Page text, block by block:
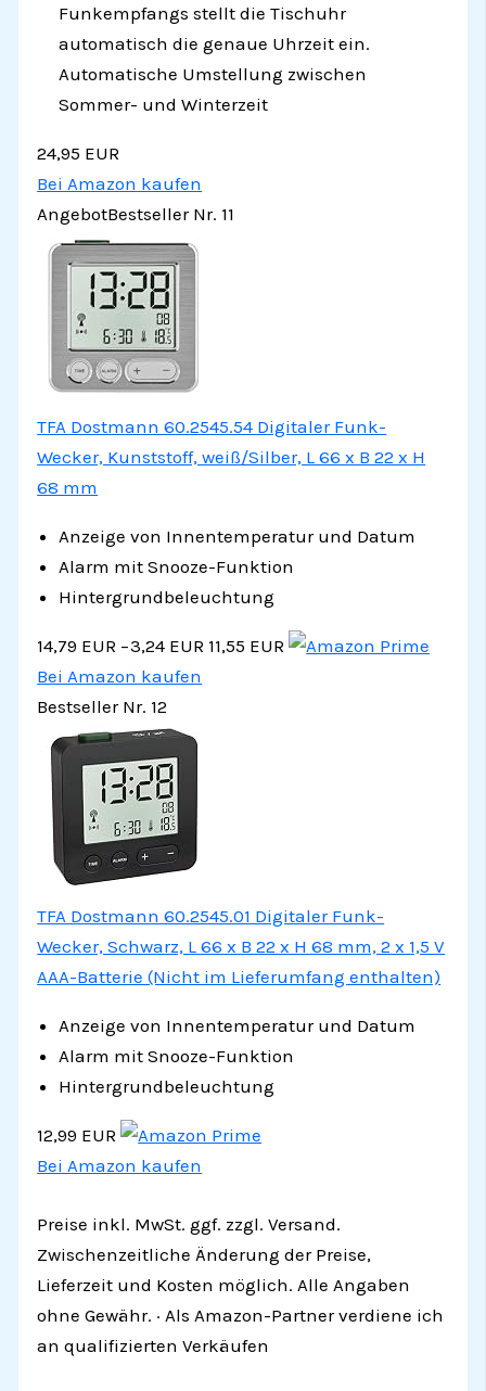
Funkempfangs stellt die Tischuhr
automatisch die genaue Uhrzeit ein.
Automatische Umstellung zwischen
Sommer- und Winterzeit
24,95 EUR
Bei Amazon kaufen
AngebotBestseller Nr. 11
TFA Dostmann 60.2545.54 Digitaler Funk-
Wecker, Kunststoff, weiß/Silber, L 66 x B 22 x H
68 mm
Anzeige von Innentemperatur und Datum
Alarm mit Snooze-Funktion
Hintergrundbeleuchtung
14,79 EUR −3,24 EUR 11,55 EUR
Bei Amazon kaufen
Bestseller Nr. 12
TFA Dostmann 60.2545.01 Digitaler Funk-
Wecker, Schwarz, L 66 x B 22 x H 68 mm, 2 x 1,5 V
AAA-Batterie (Nicht im Lieferumfang enthalten)
Anzeige von Innentemperatur und Datum
Alarm mit Snooze-Funktion
Hintergrundbeleuchtung
12,99 EUR
Bei Amazon kaufen
Preise inkl. MwSt. ggf. zzgl. Versand.
Zwischenzeitliche Änderung der Preise,
Lieferzeit und Kosten möglich. Alle Angaben
ohne Gewähr. · Als Amazon-Partner verdiene ich
an qualifizierten Verkäufen